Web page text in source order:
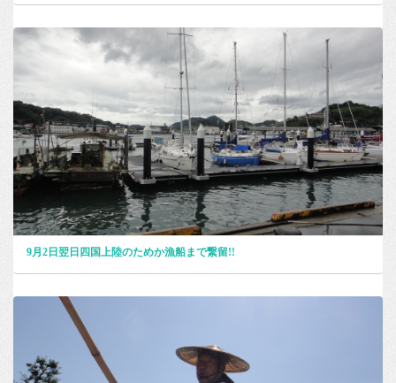
9月2日翌日四国上陸のためか漁船まで繋留!!